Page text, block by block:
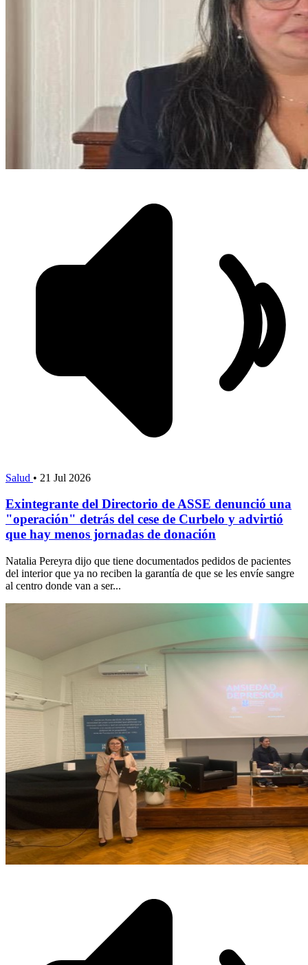
Salud • 21 Jul 2026
Exintegrante del Directorio de ASSE denunció una
"operación" detrás del cese de Curbelo y advirtió
que hay menos jornadas de donación
Natalia Pereyra dijo que tiene documentados pedidos de pacientes
del interior que ya no reciben la garantía de que se les envíe sangre
al centro donde van a ser...